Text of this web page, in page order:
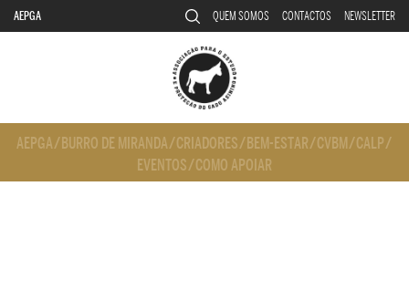
AEPGA QUEM SOMOS CONTACTOS NEWSLETTER
AEPGA/ BURRO DE MIRANDA/CRIADORES/ BEM-ESTAR/CVBM/CALP/
EVENTOS/COMO APOIAR